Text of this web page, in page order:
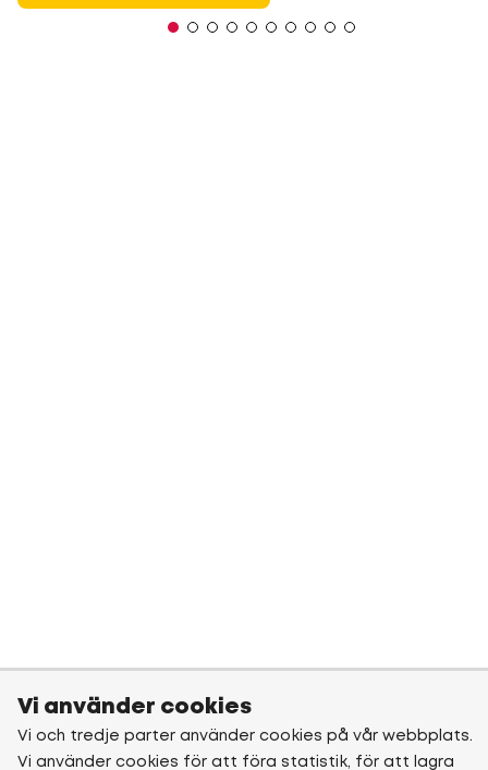
Vi använder cookies
Vi och tredje parter använder cookies på vår webbplats.
Vi använder cookies för att föra statistik, för att lagra